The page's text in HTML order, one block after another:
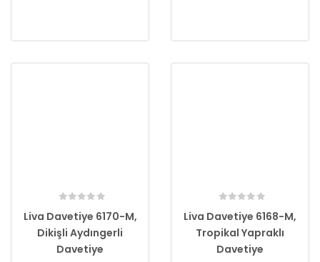
Liva Davetiye 6170-M,
Dikişli Aydıngerli
Davetiye
Liva Davetiye 6168-M,
Tropikal Yapraklı
Davetiye